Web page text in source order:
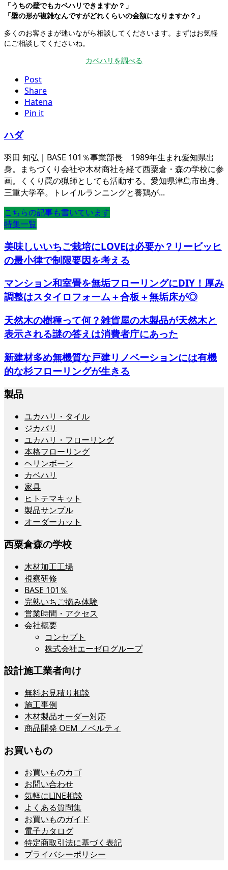
「うちの壁でもカベハリできますか？」
「壁の形が複雑なんですがどれくらいの金額になりますか？」
多くのお客さまが迷いながら相談してくださいます。まずはお気軽
にご相談してくださいね。
カベハリを調べる
Post
Share
Hatena
Pin it
ハダ
羽田 知弘｜BASE 101％事業部長 1989年生まれ愛知県出
身。まちづくり会社や木材商社を経て西粟倉・森の学校に参
画。くくり罠の猟師としても活動する。愛知県津島市出身。
三重大学卒。トレイルランニングと養鶏が...
こちらの記事も書いています
特集一覧
美味しいいちご栽培にLOVEは必要か？リービッヒ
の最小律で制限要因を考える
マンション和室畳を無垢フローリングにDIY！厚み
調整はスタイロフォーム＋合板＋無垢床が◎
天然木の樹種って何？雑貨屋の木製品が天然木と
表示される謎の答えは消費者庁にあった
新建材多め無機質な戸建リノベーションには有機
的な杉フローリングが生きる
製品
ユカハリ・タイル
ジカバリ
ユカハリ・フローリング
本格フローリング
ヘリンボーン
カベハリ
家具
ヒトテマキット
製品サンプル
オーダーカット
西粟倉森の学校
木材加工工場
視察研修
BASE 101％
完熟いちご摘み体験
営業時間・アクセス
会社概要
コンセプト
株式会社エーゼログループ
設計施工業者向け
無料お見積り相談
施工事例
木材製品オーダー対応
商品開発 OEM ノベルティ
お買いもの
お買いものカゴ
お問い合わせ
気軽にLINE相談
よくある質問集
お買いものガイド
電子カタログ
特定商取引法に基づく表記
プライバシーポリシー